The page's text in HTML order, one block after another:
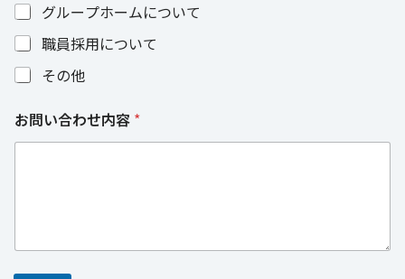
グループホームについて
職員採用について
その他
お問い合わせ内容 *